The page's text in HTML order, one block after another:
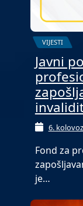
VIJESTI
Javni
6.
Fond za
je…